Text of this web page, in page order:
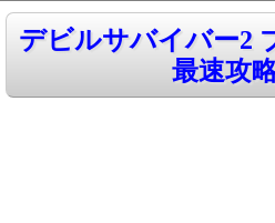
デビルサバイバー2
最速攻